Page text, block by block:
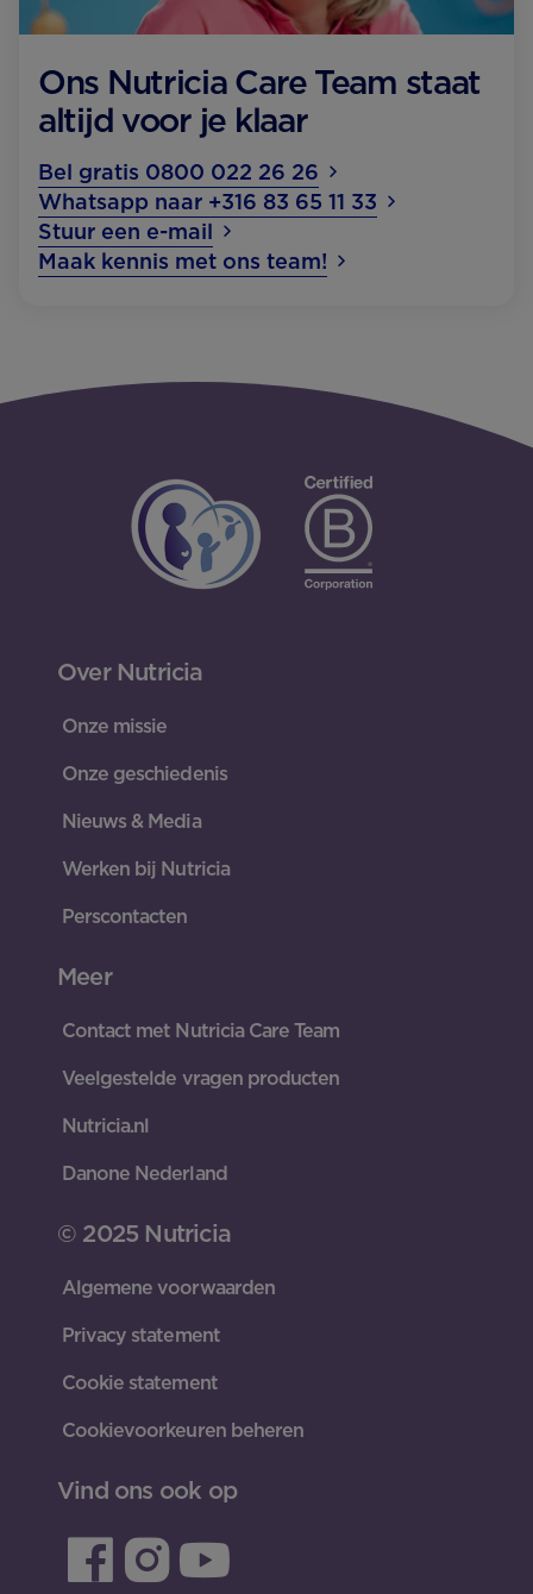
Ons Nutricia Care Team staat
altijd voor je klaar
Bel gratis 0800 022 26 26
Whatsapp naar +316 83 65 11 33
Stuur een e-mail
Maak kennis met ons team!
Over Nutricia
Onze missie
Onze geschiedenis
Nieuws & Media
Werken bij Nutricia
Perscontacten
Meer
Contact met Nutricia Care Team
Veelgestelde vragen producten
Nutricia.nl
Danone Nederland
© 2025 Nutricia
Algemene voorwaarden
Privacy statement
Cookie statement
Cookievoorkeuren beheren
Vind ons ook op